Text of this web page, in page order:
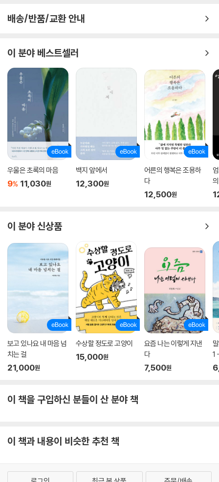
배송/반품/교환 안내
이 분야 베스트셀러
우울은 초록의 마음
9% 11,030원
백지 앞에서
12,300원
어른의 행복은 조용하
다
12,500원
이 분야 신상품
보고 있나요 내 마음 넘
치는 걸
21,000원
수상할 정도로 고양이
15,000원
요즘 나는 이렇게 지낸
다
7,500원
1
이 책을 구입하신 분들이 산 분야 책
이 책과 내용이 비슷한 추천 책